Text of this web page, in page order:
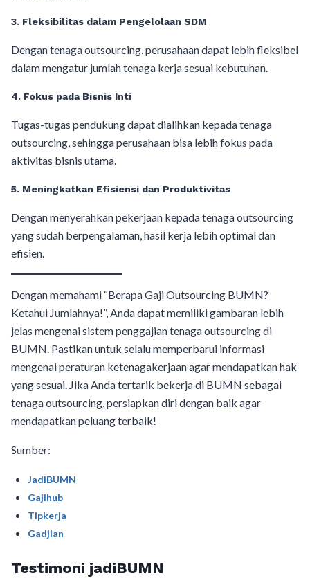
3. Fleksibilitas dalam Pengelolaan SDM
Dengan tenaga outsourcing, perusahaan dapat lebih fleksibel
dalam mengatur jumlah tenaga kerja sesuai kebutuhan.
4. Fokus pada Bisnis Inti
Tugas-tugas pendukung dapat dialihkan kepada tenaga
outsourcing, sehingga perusahaan bisa lebih fokus pada
aktivitas bisnis utama.
5. Meningkatkan Efisiensi dan Produktivitas
Dengan menyerahkan pekerjaan kepada tenaga outsourcing
yang sudah berpengalaman, hasil kerja lebih optimal dan
efisien.
Dengan memahami “Berapa Gaji Outsourcing BUMN?
Ketahui Jumlahnya!”, Anda dapat memiliki gambaran lebih
jelas mengenai sistem penggajian tenaga outsourcing di
BUMN. Pastikan untuk selalu memperbarui informasi
mengenai peraturan ketenagakerjaan agar mendapatkan hak
yang sesuai. Jika Anda tertarik bekerja di BUMN sebagai
tenaga outsourcing, persiapkan diri dengan baik agar
mendapatkan peluang terbaik!
Sumber:
JadiBUMN
Gajihub
Tipkerja
Gadjian
Testimoni jadiBUMN